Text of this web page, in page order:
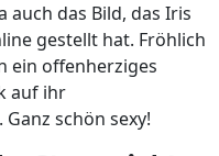
auch das Bild, das Iris
gestellt hat. Fröhlich
ein offenherziges
auf ihr
schön sexy!